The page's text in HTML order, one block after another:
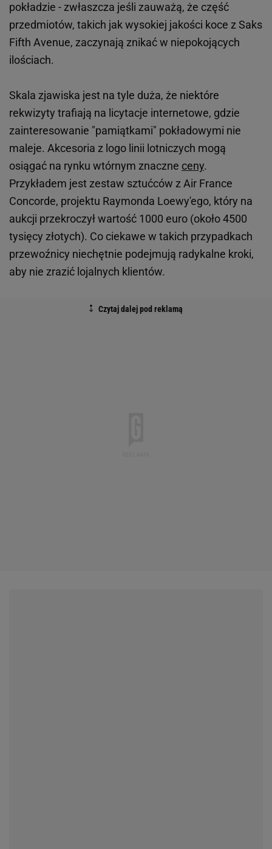
pokładzie - zwłaszcza jeśli zauważą, że część
przedmiotów, takich jak wysokiej jakości koce z Saks
Fifth Avenue, zaczynają znikać w niepokojących
ilościach.
Skala zjawiska jest na tyle duża, że niektóre
rekwizyty trafiają na licytacje internetowe, gdzie
zainteresowanie "pamiątkami" pokładowymi nie
maleje. Akcesoria z logo linii lotniczych mogą
osiągać na rynku wtórnym znaczne ceny.
Przykładem jest zestaw sztućców z Air France
Concorde, projektu Raymonda Loewy'ego, który na
aukcji przekroczył wartość 1000 euro (około 4500
tysięcy złotych). Co ciekawe w takich przypadkach
przewoźnicy niechętnie podejmują radykalne kroki,
aby nie zrazić lojalnych klientów.